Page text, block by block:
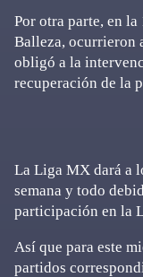
Por otra parte, en
Balleza, ocurrieron
obligó a la
recuperación de la
La Liga MX dará a
semana y todo
participación en la
Así que para este
partidos